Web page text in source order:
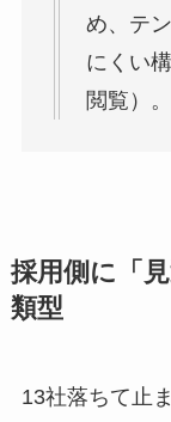
め、テ
にくい
閲覧）。
採用側に「
類型
13社落ちて止